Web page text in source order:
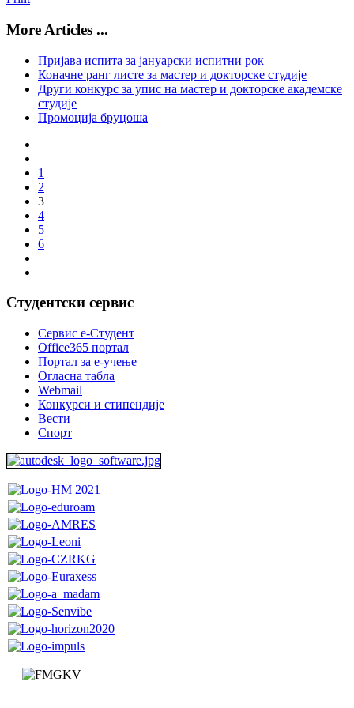
More Articles ...
Пријава испита за јануарски испитни рок
Коначне ранг листе за мастер и докторске студије
Други конкурс за упис на мастер и докторске академске
студије
Промоција бруцоша
1
2
3
4
5
6
Студентски сервис
Сервис е-Студент
Office365 портал
Портал за е-учење
Огласна табла
Webmail
Конкурси и стипендије
Вести
Спорт